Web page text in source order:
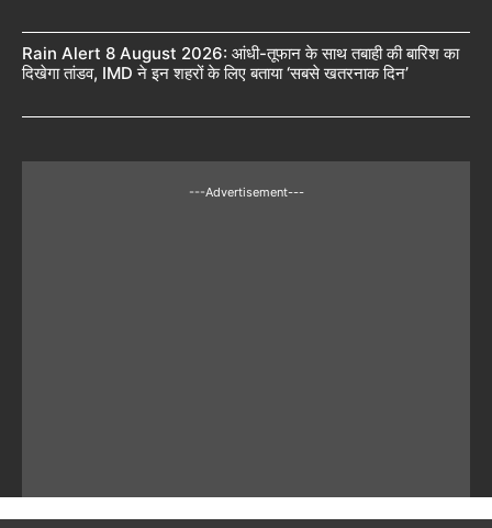
Rain Alert 8 August 2026: आंधी-तूफान के साथ तबाही की बारिश का
दिखेगा तांडव, IMD ने इन शहरों के लिए बताया ‘सबसे खतरनाक दिन’
---Advertisement---